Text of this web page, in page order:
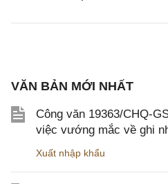
VĂN BẢN MỚI NHẤT
Công văn 19363/CHQ-
việc vướng mắc về ghi
Xuất nhập khẩu